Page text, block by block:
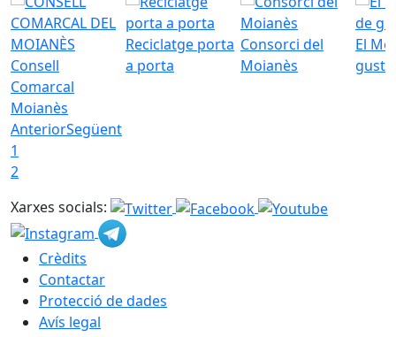
Consell
Comarcal
Moianès
Reciclatge porta
a porta
Consorci del
Moianès
El
gust
AnteriorSegüent
1
2
Xarxes socials:
Crèdits
Contactar
Protecció de dades
Avís legal